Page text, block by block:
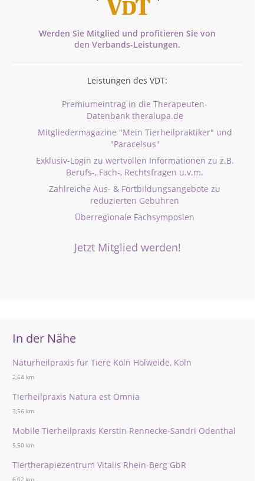
Werden Sie Mitglied und profitieren Sie von
den Verbands-Leistungen.
Leistungen des VDT:
Premiumeintrag in die Therapeuten-
Datenbank theralupa.de
Mitgliedermagazine "Mein Tierheilpraktiker" und
"Paracelsus"
Exklusiv-Login zu wertvollen Informationen zu z.B.
Berufs-, Fach-, Rechtsfragen u.v.m.
Zahlreiche Aus- & Fortbildungsangebote zu
reduzierten Gebühren
Überregionale Fachsymposien
Jetzt Mitglied werden!
In der Nähe
Naturheilpraxis für Tiere Köln Holweide, Köln
2,64 km
Tierheilpraxis Natura est Omnia
3,56 km
Mobile Tierheilpraxis Kerstin Rennecke-Sandri Odenthal
5,50 km
Tiertherapiezentrum Vitalis Rhein-Berg GbR